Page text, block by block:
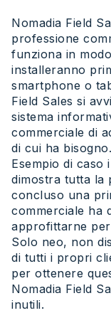
Nomadia Field
professione
funziona in
installeranno
smartphone o
Field Sales si
sistema
commerciale di
di cui ha bisogno.
Esempio di caso
dimostra tutta la
concluso una
commerciale ha
approfittarne
Solo neo, non
di tutti i propri
per ottenere
Nomadia Field
inutili.